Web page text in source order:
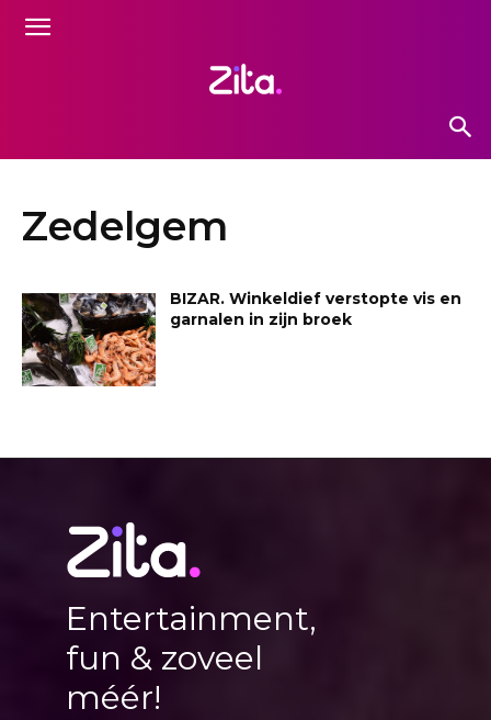
Zedelgem
BIZAR. Winkeldief verstopte vis en
garnalen in zijn broek
Entertainment,
fun & zoveel
méér!